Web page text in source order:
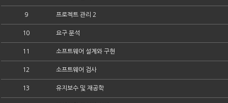
9 프로젝트 관리 2
10 요구 분석
11 소프트웨어 설계와 구현
12 소프트웨어 검사
13 유지보수 및 재공학